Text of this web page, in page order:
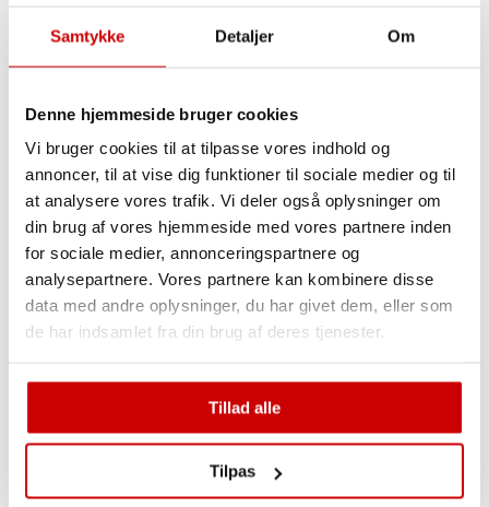
Samtykke Detaljer Om
Denne hjemmeside bruger cookies
Vi bruger cookies til at tilpasse vores indhold og
annoncer, til at vise dig funktioner til sociale medier og til
at analysere vores trafik. Vi deler også oplysninger om
din brug af vores hjemmeside med vores partnere inden
for sociale medier, annonceringspartnere og
analysepartnere. Vores partnere kan kombinere disse
data med andre oplysninger, du har givet dem, eller som
de har indsamlet fra din brug af deres tjenester.
Tillad alle
Tilpas
Ønsker min prøvekørsel i:
Odense
Nyborg
INDSEND